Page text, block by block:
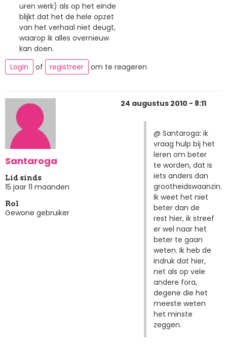
uren werk) als op het einde
blijkt dat het de hele opzet
van het verhaal niet deugt,
waarop ik alles overnieuw
kan doen.
Login
of registreer om te reageren
Santaroga
Lid sinds
15 jaar 11 maanden
Rol
Gewone gebruiker
24 augustus 2010 - 8:11
@ Santaroga: ik
vraag hulp bij het
leren om beter
te worden, dat is
iets anders dan
grootheidswaanzin.
Ik weet het niet
beter dan de
rest hier, ik streef
er wel naar het
beter te gaan
weten. Ik heb de
indruk dat hier,
net als op vele
andere fora,
degene die het
meeste weten
het minste
zeggen.